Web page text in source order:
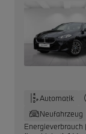
Automatik
Neufahrzeug
Energieverbrauch